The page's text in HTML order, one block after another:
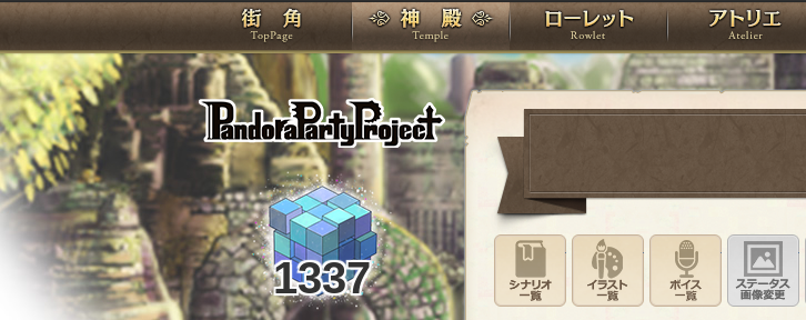
PandoraPartyProject
TOP 神殿 ローレット
1337
シナリオ一覧イラスト一覧ボイス一覧